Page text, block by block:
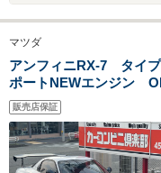
マツダ
アンフィニRX-7 タイ
ポートNEWエンジン
塗装済 パワーFC ウエ
認 前置IC HKSツイン
販売店保証